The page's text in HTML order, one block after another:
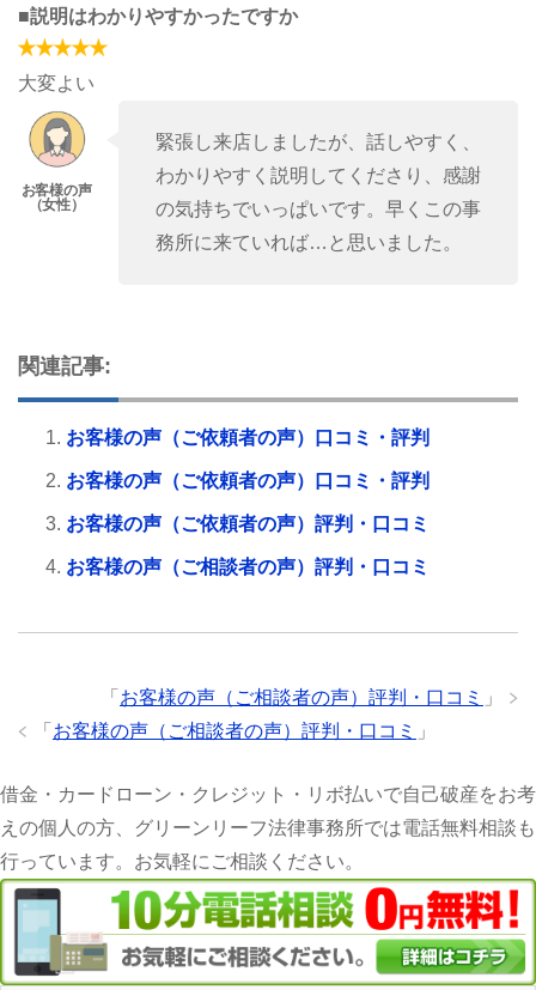
■説明はわかりやすかったですか
大変よい
緊張し来店しましたが、話しやすく、
わかりやすく説明してくださり、感謝
の気持ちでいっぱいです。早くこの事
務所に来ていれば…と思いました。
関連記事:
お客様の声（ご依頼者の声）口コミ・評判
お客様の声（ご依頼者の声）口コミ・評判
お客様の声（ご依頼者の声）評判・口コミ
お客様の声（ご相談者の声）評判・口コミ
「 お客様の声（ご相談者の声）評判・口コミ
」
「 お客様の声（ご相談者の声）評判・口コミ 」
借金・カードローン・クレジット・リボ払いで自己破産をお考
えの個人の方、グリーンリーフ法律事務所では電話無料相談も
行っています。お気軽にご相談ください。